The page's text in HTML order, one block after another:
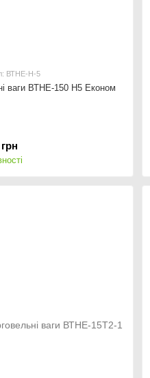
ВТНЕ-Н-5
ваги ВТНЕ-150 H5 Економ